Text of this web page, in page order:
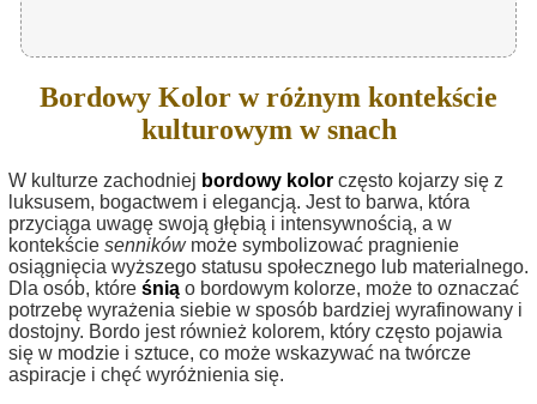
Bordowy Kolor w różnym kontekście
kulturowym w snach
W kulturze zachodniej bordowy kolor często kojarzy się z
luksusem, bogactwem i elegancją. Jest to barwa, która
przyciąga uwagę swoją głębią i intensywnością, a w
kontekście sennikówmoże symbolizować pragnienie
osiągnięcia wyższego statusu społecznego lub materialnego.
Dla osób, które śnią o bordowym kolorze, może to oznaczać
potrzebę wyrażenia siebie w sposób bardziej wyrafinowany i
dostojny. Bordo jest również kolorem, który często pojawia
się w modzie i sztuce, co może wskazywać na twórcze
aspiracje i chęć wyróżnienia się.